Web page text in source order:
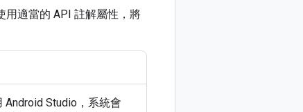
用適當的 API 註解屬性，將
Android Studio，系統會